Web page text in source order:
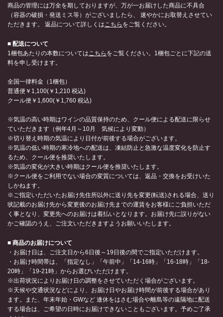
商品の管理には万全を期しておりますが、万が一お届けした商品に不具合
（容器の破損・発送ミス等）がございましたら、 速やかにお取替えさせてい
ただきます。 返品について詳しくはこちら をご覧ください。
■ 配送について
1梱包あたりの本数についてはこちら をご覧ください。1梱包ごとに下記の送
料を申し受けます。
全国一律料金（1梱包）
普通便￥1,100(￥1,210 税込)
クール便￥1,600(￥1,760 税込)
※気温の高い時期はワインの品質保持のため、クール便による配送に限らせ
ていただきます（例年4月～10月 気候により変動）
※切り替え時期の気温により日付が前後する場合がございます。
※気温の低い時期の寒冷地への配送は、凍結防止と急激な温度変化を防止す
るため、クール便を推奨いたします。
※気温の変化が大きい時期はクール便を推奨いたします。
※クール便をご利用でない場合の変質については、返品・交換をお受けいた
しかねます。
※ご指定いただいたお届け先住所以外に送り先を変更(転送)される場合、送り
状記載のお届け先から変更後のお届け先までの運賃をお客様にご負担いただ
く事となり、変更先へのお届けは着払いとなります。お届け先に誤りがない
かご確認のうえ、ご注文いただきますようお願いいたします。
■ 商品のお届けについて
・お届け日は、ご注文日から6日後～19日後の間でご指定いただけます。
・お届け時間帯は、「指定なし」「午前中」「14-16時」「16-18時」「18-
20時」「19-21時」からお選びいただけます。
※出荷状況によりお届け日の調整をさせていただく場合がございます。
※天候や交通状況などにより、お届け日やお届け時間が前後する場合があり
ます。また、年末年始・GWなど 連休をはさむ場合や離島等の遠隔地に配送
する場合は、ご希望の日時にお届けできないこともございます。予めご了承